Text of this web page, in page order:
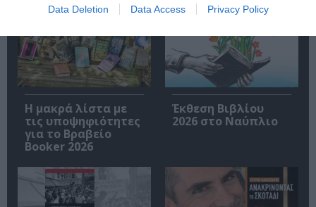
Data Deletion Data Access Privacy Policy
Η μακρά λίστα με
τις υποψηφιότητες
για το Βραβείο
Booker 2026
Έκθεση Βιβλίου
2026 στο Ναύπλιο